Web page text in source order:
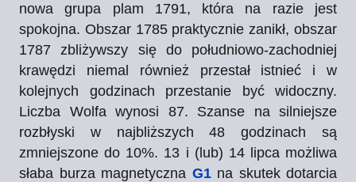
nowa grupa plam 1791, która na razie jest
spokojna. Obszar 1785 praktycznie zanikł, obszar
1787 zbliżywszy się do południowo-zachodniej
krawędzi niemal również przestał istnieć i w
kolejnych godzinach przestanie być widoczny.
Liczba Wolfa wynosi 87. Szanse na silniejsze
rozbłyski w najbliższych 48 godzinach są
zmniejszone do 10%. 13 i (lub) 14 lipca możliwa
słaba burza magnetyczna G1na skutek dotarcia